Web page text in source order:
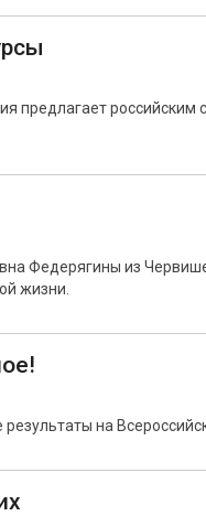
предлагает
Федерягины из
жизни.
на